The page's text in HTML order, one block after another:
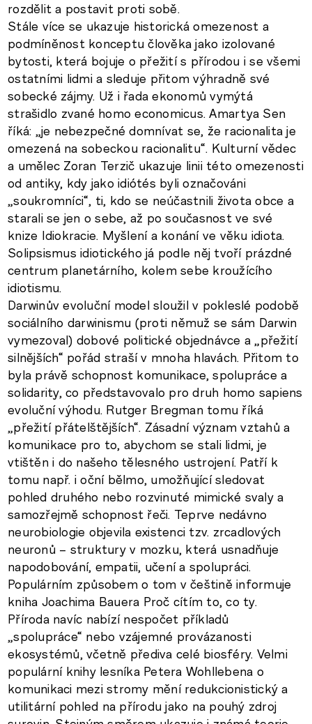
rozdělit a postavit proti sobě.
Stále více se ukazuje historická omezenost a
podmíněnost konceptu člověka jako izolované
bytosti, která bojuje o přežití s přírodou i se všemi
ostatními lidmi a sleduje přitom výhradně své
sobecké zájmy. Už i řada ekonomů vymýtá
strašidlo zvané homo economicus. Amartya Sen
říká: „je nebezpečné domnívat se, že racionalita je
omezená na sobeckou racionalitu“. Kulturní vědec
a umělec Zoran Terzič ukazuje linii této omezenosti
od antiky, kdy jako idiótés byli označováni
„soukromníci“, ti, kdo se neúčastnili života obce a
starali se jen o sebe, až po současnost ve své
knize Idiokracie. Myšlení a konání ve věku idiota.
Solipsismus idiotického já podle něj tvoří prázdné
centrum planetárního, kolem sebe kroužícího
idiotismu.
Darwinův evoluční model sloužil v pokleslé podobě
sociálního darwinismu (proti němuž se sám Darwin
vymezoval) dobové politické objednávce a „přežití
silnějších“ pořád straší v mnoha hlavách. Přitom to
byla právě schopnost komunikace, spolupráce a
solidarity, co představovalo pro druh homo sapiens
evoluční výhodu. Rutger Bregman tomu říká
„přežití přátelštějších“. Zásadní význam vztahů a
komunikace pro to, abychom se stali lidmi, je
vtištěn i do našeho tělesného ustrojení. Patří k
tomu např. i oční bělmo, umožňující sledovat
pohled druhého nebo rozvinuté mimické svaly a
samozřejmě schopnost řeči. Teprve nedávno
neurobiologie objevila existenci tzv. zrcadlových
neuronů – struktury v mozku, která usnadňuje
napodobování, empatii, učení a spolupráci.
Populárním způsobem o tom v češtině informuje
kniha Joachima Bauera Proč cítím to, co ty.
Příroda navíc nabízí nespočet příkladů
„spolupráce“ nebo vzájemné provázanosti
ekosystémů, včetně přediva celé biosféry. Velmi
populární knihy lesníka Petera Wohllebena o
komunikaci mezi stromy mění redukcionistický a
utilitární pohled na přírodu jako na pouhý zdroj